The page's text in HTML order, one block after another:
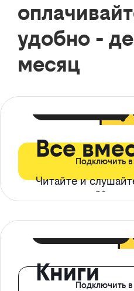
удобно -
месяц
Все
Читайте и
ограничений*
Подключить
КнигиПодключить